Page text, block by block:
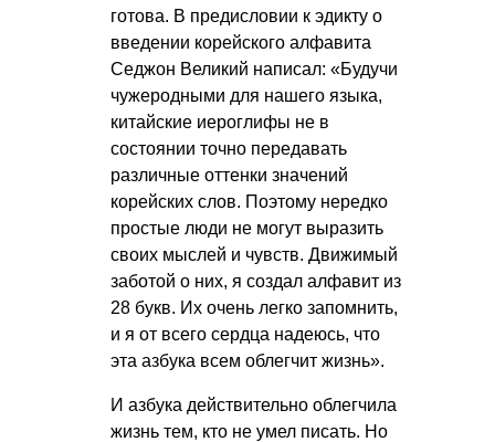
готова. В предисловии к эдикту о
введении корейского алфавита
Седжон Великий написал: «Будучи
чужеродными для нашего языка,
китайские иероглифы не в
состоянии точно передавать
различные оттенки значений
корейских слов. Поэтому нередко
простые люди не могут выразить
своих мыслей и чувств. Движимый
заботой о них, я создал алфавит из
28 букв. Их очень легко запомнить,
и я от всего сердца надеюсь, что
эта азбука всем облегчит жизнь».
И азбука действительно облегчила
жизнь тем, кто не умел писать. Но